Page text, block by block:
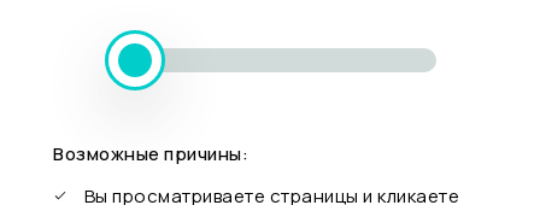
Возможные причины:
Вы просматриваете страницы и кликаете